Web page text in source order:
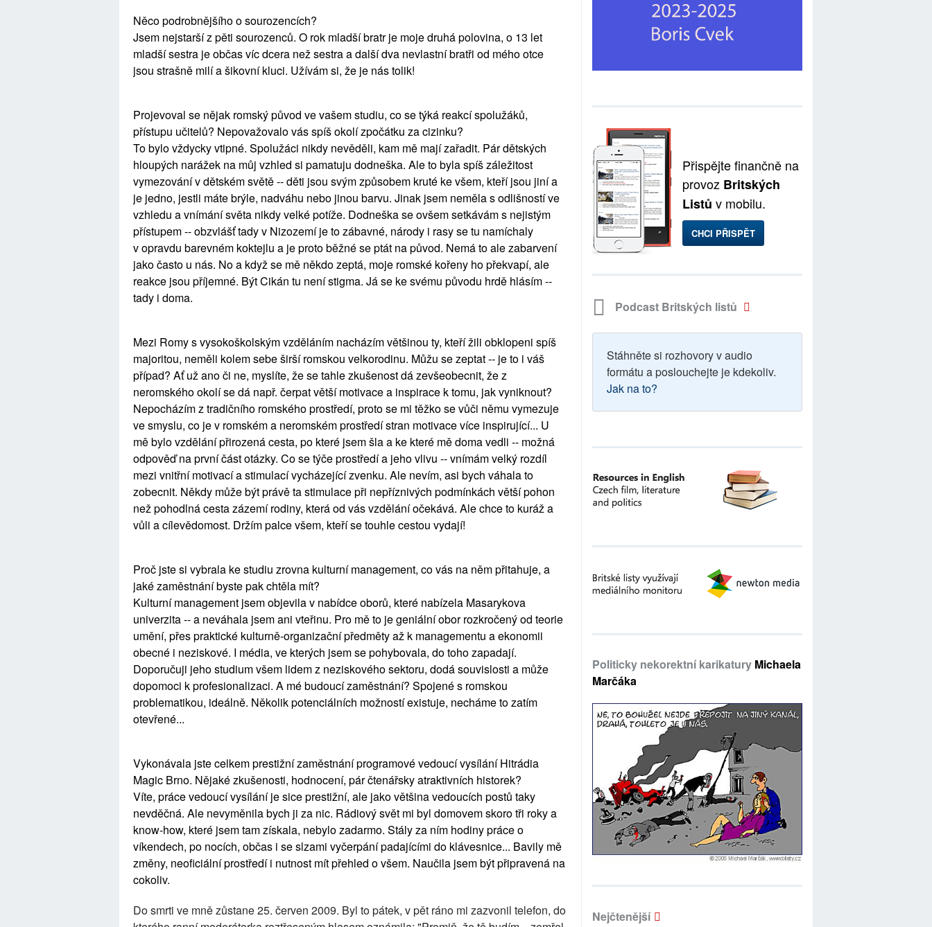
Něco podrobnějšího o sourozencích?
Jsem nejstarší z pěti sourozenců. O rok mladší bratr je moje druhá polovina, o 13 let
mladší sestra je občas víc dcera než sestra a další dva nevlastní bratři od mého otce
jsou strašně milí a šikovní kluci. Užívám si, že je nás tolik!
Projevoval se nějak romský původ ve vašem studiu, co se týká reakcí spolužáků,
přístupu učitelů? Nepovažovalo vás spíš okolí zpočátku za cizinku?
To bylo vždycky vtipné. Spolužáci nikdy nevěděli, kam mě mají zařadit. Pár dětských
hloupých narážek na můj vzhled si pamatuju dodneška. Ale to byla spíš záležitost
vymezování v dětském světě -- děti jsou svým způsobem kruté ke všem, kteří jsou jiní a
je jedno, jestli máte brýle, nadváhu nebo jinou barvu. Jinak jsem neměla s odlišností ve
vzhledu a vnímání světa nikdy velké potíže. Dodneška se ovšem setkávám s nejistým
přístupem -- obzvlášť tady v Nizozemí je to zábavné, národy i rasy se tu namíchaly
v opravdu barevném koktejlu a je proto běžné se ptát na původ. Nemá to ale zabarvení
jako často u nás. No a když se mě někdo zeptá, moje romské kořeny ho překvapí, ale
reakce jsou příjemné. Být Cikán tu není stigma. Já se ke svému původu hrdě hlásím --
tady i doma.
Mezi Romy s vysokoškolským vzděláním nacházím většinou ty, kteří žili obklopeni spíš
majoritou, neměli kolem sebe širší romskou velkorodinu. Můžu se zeptat -- je to i váš
případ? Ať už ano či ne, myslíte, že se tahle zkušenost dá zevšeobecnit, že z
neromského okolí se dá např. čerpat větší motivace a inspirace k tomu, jak vyniknout?
Nepocházím z tradičního romského prostředí, proto se mi těžko se vůči němu vymezuje
ve smyslu, co je v romském a neromském prostředí stran motivace více inspirující... U
mě bylo vzdělání přirozená cesta, po které jsem šla a ke které mě doma vedli -- možná
odpověď na první část otázky. Co se týče prostředí a jeho vlivu -- vnímám velký rozdíl
mezi vnitřní motivací a stimulací vycházející zvenku. Ale nevím, asi bych váhala to
zobecnit. Někdy může být právě ta stimulace při nepříznivých podmínkách větší pohon
než pohodlná cesta zázemí rodiny, která od vás vzdělání očekává. Ale chce to kuráž a
vůli a cílevědomost. Držím palce všem, kteří se touhle cestou vydají!
Proč jste si vybrala ke studiu zrovna kulturní management, co vás na něm přitahuje, a
jaké zaměstnání byste pak chtěla mít?
Kulturní management jsem objevila v nabídce oborů, které nabízela Masarykova
univerzita -- a neváhala jsem ani vteřinu. Pro mě to je geniální obor rozkročený od teorie
umění, přes praktické kulturně-organizační předměty až k managementu a ekonomii
obecné i neziskové. I média, ve kterých jsem se pohybovala, do toho zapadají.
Doporučuji jeho studium všem lidem z neziskového sektoru, dodá souvislosti a může
dopomoci k profesionalizaci. A mé budoucí zaměstnání? Spojené s romskou
problematikou, ideálně. Několik potenciálních možností existuje, necháme to zatím
otevřené...
Vykonávala jste celkem prestižní zaměstnání programové vedoucí vysílání Hitrádia
Magic Brno. Nějaké zkušenosti, hodnocení, pár čtenářsky atraktivních historek?
Víte, práce vedoucí vysílání je sice prestižní, ale jako většina vedoucích postů taky
nevděčná. Ale nevyměnila bych ji za nic. Rádiový svět mi byl domovem skoro tři roky a
know-how, které jsem tam získala, nebylo zadarmo. Stály za ním hodiny práce o
víkendech, po nocích, občas i se slzami vyčerpání padajícími do klávesnice... Bavily mě
změny, neoficiální prostředí i nutnost mít přehled o všem. Naučila jsem být připravená na
cokoliv.
Do smrti ve mně zůstane 25. červen 2009. Byl to pátek, v pět ráno mi zazvonil telefon, do
Přispějte finančně na
provoz Britských
Listů v mobilu.
CHCI PŘISPĚT
Podcast Britských listů
Stáhněte si rozhovory v audio
formátu a poslouchejte je kdekoliv.
Jak na to?
Politicky nekorektní karikatury Michaela
Marčáka
Nejčtenější